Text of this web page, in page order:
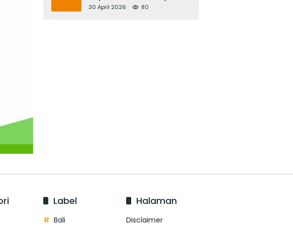
Bupati Adi Arnawa Evaluasi
30 April 2026 80
Label
Bali
Halaman
Disclaimer